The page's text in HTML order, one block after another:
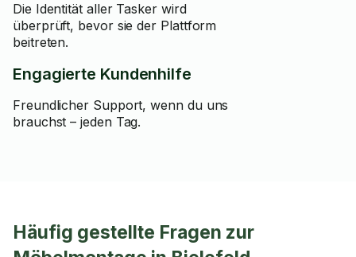
Die Identität aller Tasker wird
überprüft, bevor sie der Plattform
beitreten.
Engagierte Kundenhilfe
Freundlicher Support, wenn du uns
brauchst – jeden Tag.
Häufig gestellte Fragen zur